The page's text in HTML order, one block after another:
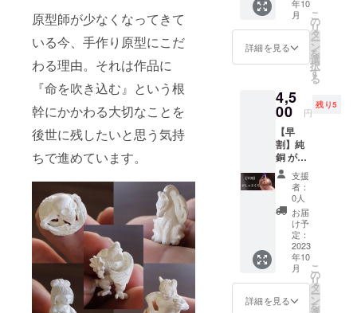
原型師が少なくなってきて
いる今、手作り原型にこだ
わる理由。それは作品に
『命を吹き込む』という根
幹にかかわる大切なことを
後世に残したいと思う気持
ちで進めています。
きま
す。 本
体サイ
ズ：高
ラップ
紐：
紫 ※
ポーチ
を添え
てお届
けいた
しま
す。
す。 一
般販売
価格：
4,800円
（税
込・送
本体；
純銅
（アン
ティー
ク仕上
げ）※
コート
はして
いませ
んの
で、経
年変化
をして
きま
す。 本
体サイ
ズ：高
年10
月
詳細を見る
こ
の
リ
タ
ー
ン
を
選
択
す
る
4,5
00 円
残り5
【早
割】純
銅 が
しゃど
くろ
限定５
個 ※税
込・送
料込み
の価格
です。
一般販
売価
格：
4,800円
支援
者：
0人
お届
け予
定：
2023
年10
月
詳細を見る
こ
の
リ
タ
ー
ン
を